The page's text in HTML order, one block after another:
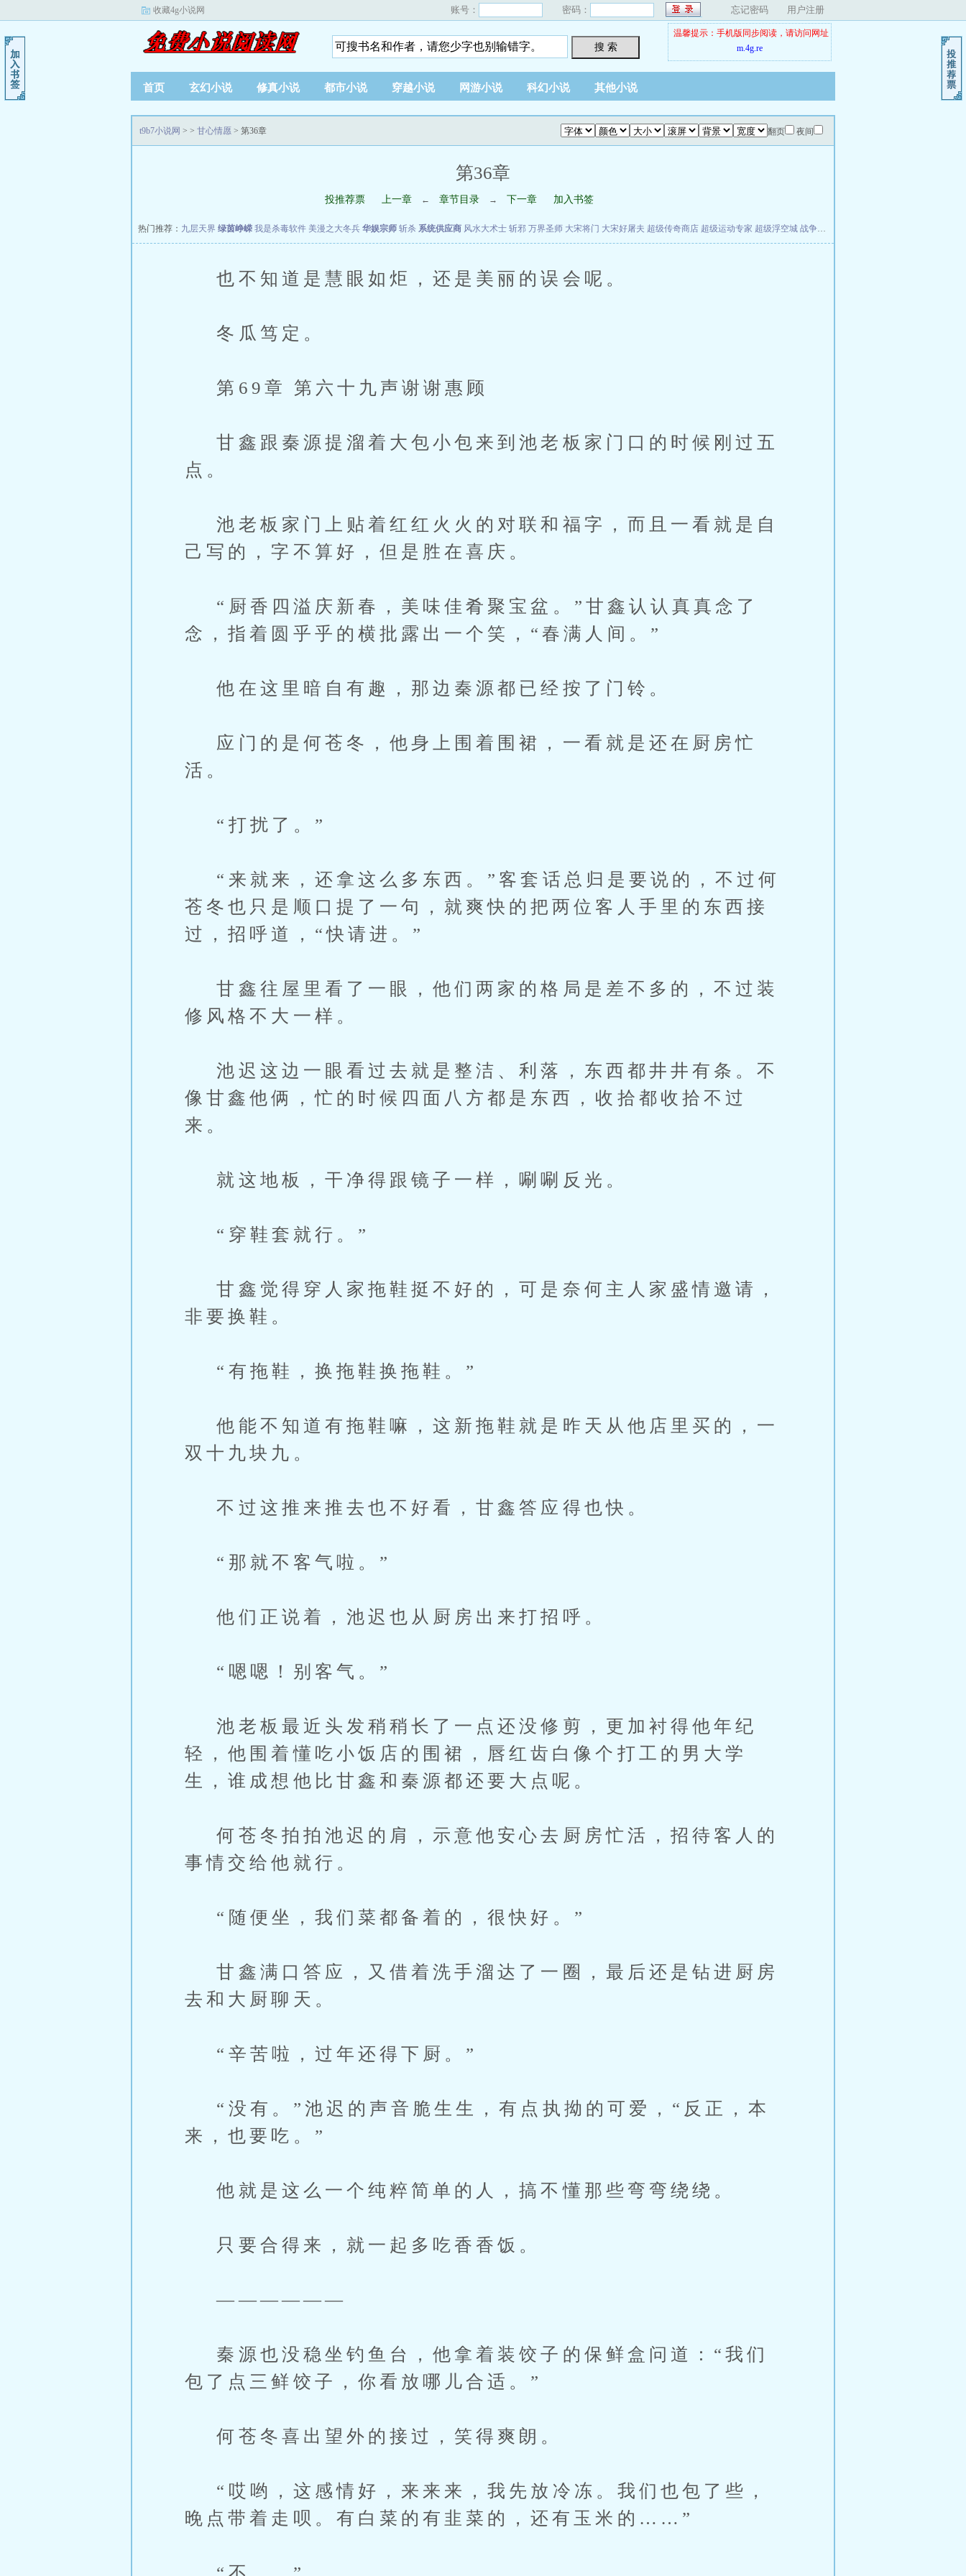
收藏4g小说网 账号： 密码： 忘记密码 用户注册
搜 索
温馨提示：手机版同步阅读，请访问网址
m.4g.re
首页 玄幻小说 修真小说 都市小说 穿越小说 网游小说 科幻小说 其他小说
翻页 夜间
t9b7小说网 > > 甘心情愿 > 第36章
第36章
投推荐票 上一章 ← 章节目录 → 下一章 加入书签
热门推荐： 九层天界 绿茵峥嵘 我是杀毒软件 美漫之大冬兵 华娱宗师 斩杀 系统供应商 风水大术士 斩邪 万界圣师 大宋将门 大宋好屠夫 超级传奇商店 超级运动专家 超级浮空城 战争天堂
也不知道是慧眼如炬，还是美丽的误会呢。
冬瓜笃定。
第69章 第六十九声谢谢惠顾
甘鑫跟秦源提溜着大包小包来到池老板家门口的时候刚过五
点。
池老板家门上贴着红红火火的对联和福字，而且一看就是自
己写的，字不算好，但是胜在喜庆。
“厨香四溢庆新春，美味佳肴聚宝盆。”甘鑫认认真真念了
念，指着圆乎乎的横批露出一个笑，“春满人间。”
他在这里暗自有趣，那边秦源都已经按了门铃。
应门的是何苍冬，他身上围着围裙，一看就是还在厨房忙
活。
“打扰了。”
“来就来，还拿这么多东西。”客套话总归是要说的，不过何
苍冬也只是顺口提了一句，就爽快的把两位客人手里的东西接
过，招呼道，“快请进。”
甘鑫往屋里看了一眼，他们两家的格局是差不多的，不过装
修风格不大一样。
池迟这边一眼看过去就是整洁、利落，东西都井井有条。不
像甘鑫他俩，忙的时候四面八方都是东西，收拾都收拾不过
来。
就这地板，干净得跟镜子一样，唰唰反光。
“穿鞋套就行。”
甘鑫觉得穿人家拖鞋挺不好的，可是奈何主人家盛情邀请，
非要换鞋。
“有拖鞋，换拖鞋换拖鞋。”
他能不知道有拖鞋嘛，这新拖鞋就是昨天从他店里买的，一
双十九块九。
不过这推来推去也不好看，甘鑫答应得也快。
“那就不客气啦。”
他们正说着，池迟也从厨房出来打招呼。
“嗯嗯！别客气。”
池老板最近头发稍稍长了一点还没修剪，更加衬得他年纪
轻，他围着懂吃小饭店的围裙，唇红齿白像个打工的男大学
生，谁成想他比甘鑫和秦源都还要大点呢。
何苍冬拍拍池迟的肩，示意他安心去厨房忙活，招待客人的
事情交给他就行。
“随便坐，我们菜都备着的，很快好。”
甘鑫满口答应，又借着洗手溜达了一圈，最后还是钻进厨房
去和大厨聊天。
“辛苦啦，过年还得下厨。”
“没有。”池迟的声音脆生生，有点执拗的可爱，“反正，本
来，也要吃。”
他就是这么一个纯粹简单的人，搞不懂那些弯弯绕绕。
只要合得来，就一起多吃香香饭。
——————
秦源也没稳坐钓鱼台，他拿着装饺子的保鲜盒问道：“我们
包了点三鲜饺子，你看放哪儿合适。”
何苍冬喜出望外的接过，笑得爽朗。
“哎哟，这感情好，来来来，我先放冷冻。我们也包了些，
晚点带着走呗。有白菜的有韭菜的，还有玉米的……”